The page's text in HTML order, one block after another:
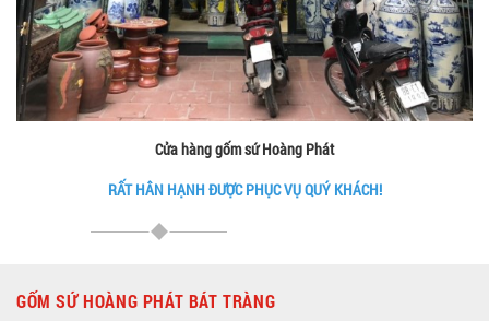
Cửa hàng gốm sứ Hoàng Phát
RẤT HÂN HẠNH ĐƯỢC PHỤC VỤ QUÝ KHÁCH!
GỐM SỨ HOÀNG PHÁT BÁT TRÀNG